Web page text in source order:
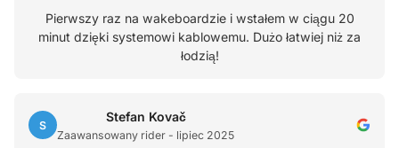
Pierwszy raz na wakeboardzie i wstałem w ciągu 20
minut dzięki systemowi kablowemu. Dużo łatwiej niż za
łodzią!
S
Stefan Kovač
Zaawansowany rider - lipiec 2025